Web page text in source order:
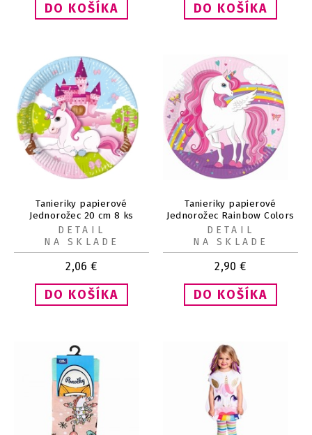
Tanieriky papierové
Jednorožec 20 cm 8 ks
2,06 €
DETAIL
NA SKLADE
Tanieriky papierové
Jednorožec Rainbow Colors
23 cm 8 ks
2,90 €
DETAIL
NA SKLADE